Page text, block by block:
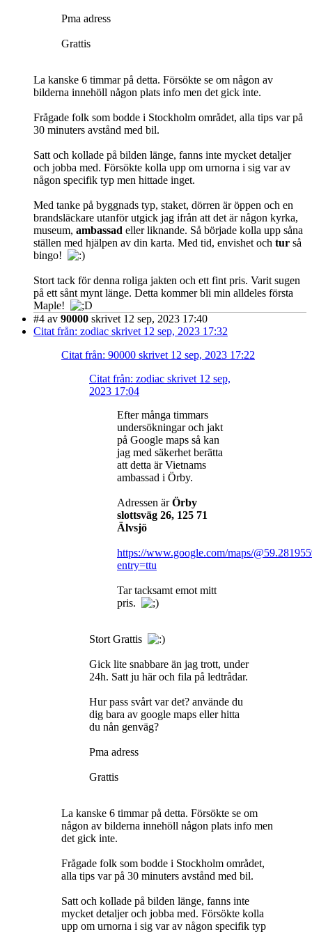
Pma adress
Grattis
La kanske 6 timmar på detta. Försökte se om någon av
bilderna innehöll någon plats info men det gick inte.
Frågade folk som bodde i Stockholm området, alla tips var på
30 minuters avstånd med bil.
Satt och kollade på bilden länge, fanns inte mycket detaljer
och jobba med. Försökte kolla upp om urnorna i sig var av
någon specifik typ men hittade inget.
Med tanke på byggnads typ, staket, dörren är öppen och en
brandsläckare utanför utgick jag ifrån att det är någon kyrka,
museum, ambassad eller liknande. Så började kolla upp såna
ställen med hjälpen av din karta. Med tid, envishet och tur så
bingo!
Stort tack för denna roliga jakten och ett fint pris. Varit sugen
på ett sånt mynt länge. Detta kommer bli min alldeles första
Maple!
#4 av 90000 skrivet 12 sep, 2023 17:40
Citat från: zodiac skrivet 12 sep, 2023 17:32
Citat från: 90000 skrivet 12 sep, 2023 17:22
Citat från: zodiac skrivet 12 sep,
2023 17:04
Efter många timmars
undersökningar och jakt
på Google maps så kan
jag med säkerhet berätta
att detta är Vietnams
ambassad i Örby.
Adressen ärÖrby
slottsväg 26, 125 71
Älvsjö
https://www.google.com/maps/
entry=ttu
Tar tacksamt emot mitt
pris.
Stort Grattis
Gick lite snabbare än jag trott, under
24h. Satt ju här och fila på ledtrådar.
Hur pass svårt var det? använde du
dig bara av google maps eller hitta
du nån genväg?
Pma adress
Grattis
La kanske 6 timmar på detta. Försökte se om
någon av bilderna innehöll någon plats info men
det gick inte.
Frågade folk som bodde i Stockholm området,
alla tips var på 30 minuters avstånd med bil.
Satt och kollade på bilden länge, fanns inte
mycket detaljer och jobba med. Försökte kolla
upp om urnorna i sig var av någon specifik typ